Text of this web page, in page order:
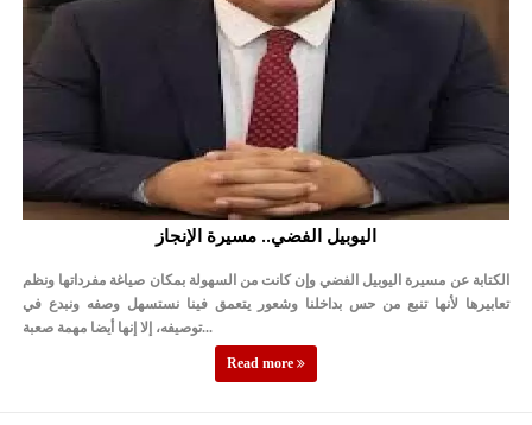
على شراكة فاعلة مع الإعلام
دعوة المكلفين بخدمة العلم (الدفعة الثالثة) إلى مراجعة منصة خدمة
العلم
الملك يلتقي مجموعة من رفاق السلاح
الملك يتلقى اتصالا هاتفيا من العاهل البحريني
عارف بيك فريحات.. مبارك وبكم تزهو المناصب
اليوبيل الفضي.. مسيرة الإنجاز
الكتابة عن مسيرة اليوبيل الفضي وإن كانت من السهولة بمكان صياغة مفرداتها ونظم
تعابيرها لأنها تنبع من حس بداخلنا وشعور يتعمق فينا نستسهل وصفه ونبدع في
توصيفه، إلا إنها أيضا مهمة صعبة...
Read more